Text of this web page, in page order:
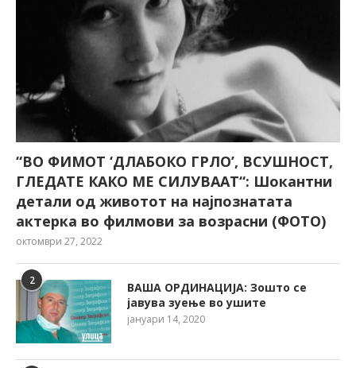
“ВО ФИМОТ ‘ДЛАБОКО ГРЛО’, ВСУШНОСТ,
ГЛЕДАТЕ КАКО МЕ СИЛУВААТ“: Шокантни
детали од животот на најпознатата
актерка во филмови за возрасни (ФОТО)
октомври 27, 2022
2
ВАША ОРДИНАЦИЈА: Зошто се
јавува зуење во ушите
јануари 14, 2020